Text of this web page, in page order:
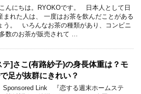
んにちは。RYOKOです。 日本人として日
まれた人は、 一度はお茶を飲んだことがある
う。 いろんなお茶の種類があり、コンビニ
数のお茶が販売されて …
テ]さこ(有路紗子)の身長体重は？モ
足が抜群にきれい？
Link 『恋する週末ホームステ